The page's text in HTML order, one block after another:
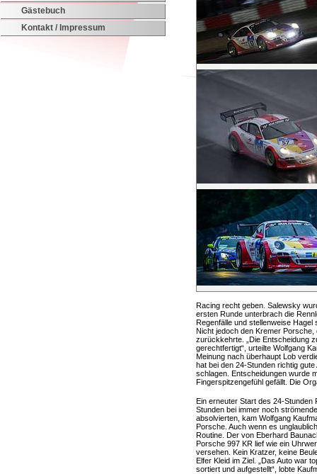
Gästebuch
Kontakt / Impressum
Racing recht geben. Salewsky
ersten Runde unterbrach die
Regenfälle und stellenweise
Nicht jedoch den Kremer
zurückkehrte. „Die Entscheidung
gerechtfertigt“, urteilte Wolfgang
Meinung nach überhaupt Lob
hat bei den 24-Stunden richtig
schlagen. Entscheidungen wurde
Fingerspitzengefühl gefällt. Die
Ein erneuter Start des 24-
Stunden bei immer noch
absolvierten, kam Wolfgang
Porsche. Auch wenn es
Routine. Der von Eberhard
Porsche 997 KR lief wie ein
versehen. Kein Kratzer, keine
Elfer Kleid im Ziel. „Das Auto war
sortiert und aufgestellt“, lobte